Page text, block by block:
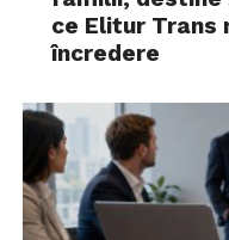
ce Elitur Trans
încredere